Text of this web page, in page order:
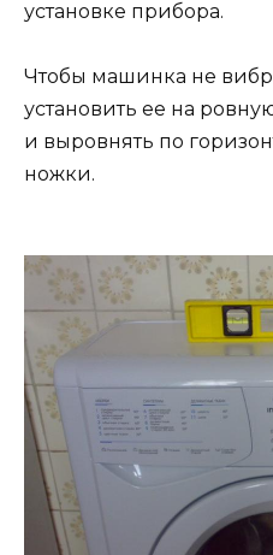
установке прибора.
Чтобы машинка не
установить ее на
и выровнять по
ножки.